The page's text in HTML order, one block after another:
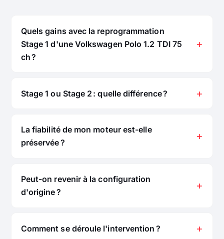
Quels gains avec la reprogrammation
Stage 1 d'une Volkswagen Polo 1.2 TDI 75
ch ?
Stage 1 ou Stage 2 : quelle différence ?
La fiabilité de mon moteur est-elle
préservée ?
Peut-on revenir à la configuration
d'origine ?
Comment se déroule l'intervention ?